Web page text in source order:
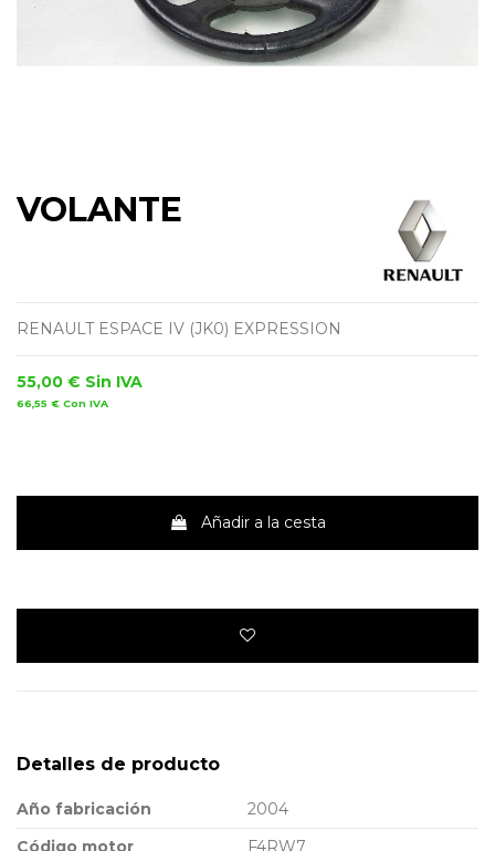
VOLANTE
RENAULT ESPACE IV (JK0) EXPRESSION
55,00 € Sin IVA
66,55 € Con IVA
Añadir a la cesta
Detalles de producto
Año fabricación
2004
Código motor
F4RW7